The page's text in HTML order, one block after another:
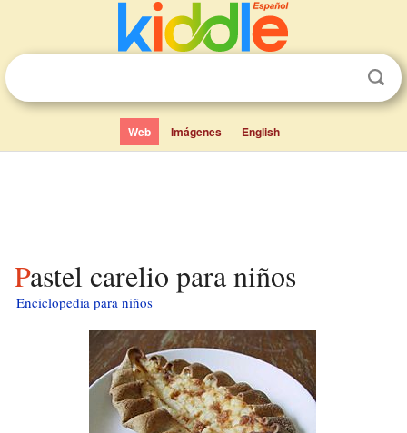
Web Imágenes English
Pastel carelio para niños
Enciclopedia para niños